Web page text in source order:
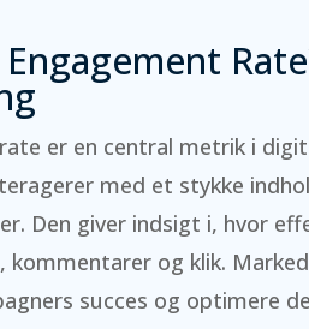
er en central metrik i
med et stykke
Den giver indsigt i, hvor
kommentarer og klik.
succes og optimere